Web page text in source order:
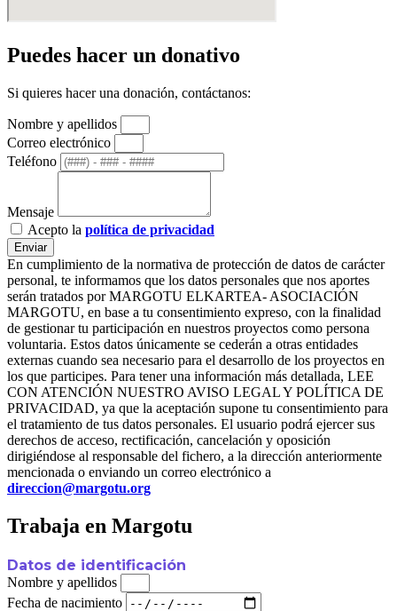
Puedes hacer un donativo
Si quieres hacer una donación, contáctanos:
Nombre y apellidos
Correo electrónico
Teléfono
Mensaje
Acepto la política de privacidad
Enviar
En cumplimiento de la normativa de protección de datos de carácter
personal, te informamos que los datos personales que nos aportes
serán tratados por MARGOTU ELKARTEA- ASOCIACIÓN
MARGOTU, en base a tu consentimiento expreso, con la finalidad
de gestionar tu participación en nuestros proyectos como persona
voluntaria. Estos datos únicamente se cederán a otras entidades
externas cuando sea necesario para el desarrollo de los proyectos en
los que participes. Para tener una información más detallada, LEE
CON ATENCIÓN NUESTRO AVISO LEGAL Y POLÍTICA DE
PRIVACIDAD, ya que la aceptación supone tu consentimiento para
el tratamiento de tus datos personales. El usuario podrá ejercer sus
derechos de acceso, rectificación, cancelación y oposición
dirigiéndose al responsable del fichero, a la dirección anteriormente
mencionada o enviando un correo electrónico a
direccion@margotu.org
Trabaja en Margotu
Datos de identificación
Nombre y apellidos
Fecha de nacimiento